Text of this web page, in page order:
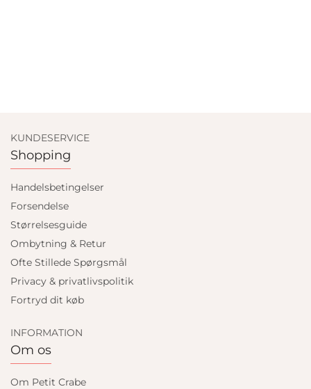
KUNDESERVICE
Shopping
Handelsbetingelser
Forsendelse
Størrelsesguide
Ombytning & Retur
Ofte Stillede Spørgsmål
Privacy & privatlivspolitik
Fortryd dit køb
INFORMATION
Om os
Om Petit Crabe